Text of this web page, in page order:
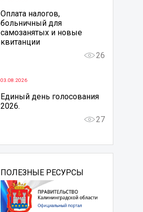
Оплата налогов,
больничный для
самозанятых и новые
квитанции
26
03.08.2026
Единый день голосования
2026.
27
ПОЛЕЗНЫЕ РЕСУРСЫ